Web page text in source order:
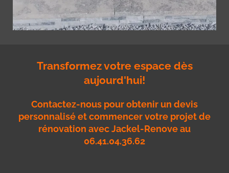
Transformez votre espace dès
aujourd'hui!
Contactez-nous pour obtenir un devis
personnalisé et commencer votre projet de
rénovation avec Jackel-Renove au
06.41.04.36.62